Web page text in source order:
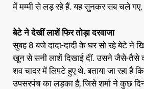
में मम्मी से लड़ रहे हैं. यह सुनकर सब चले गए.
बेटे ने देखीं लाशें फिर तोड़ा दरवाजा
सुबह 8 बजे दादा-दादी के घर सो रहे बेटे ने
खून से सनी लाशें दिखाई दीं. उसने जैसे-तैसे
शव चादर में लिपटे हुए थे. बताया जा रहा है
उपसरपंच का लड़का है, जिसे शर्मा ने कुछ